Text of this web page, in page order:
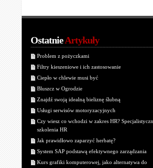
OstatnieArtykuły
Problem z pożyczkami
Filtry kieszeniowe i ich zastosowanie
Ciepło w chlewie musi być
Bluszcz w Ogrodzie
Znajdź swoją idealną bieliznę ślubną
Usługi serwisów motoryzacyjnych
Czy wiesz co wchodzi w zakres HR?
szkolenia HR
Jak prawidłowo zaparzyć herbatę?
System SAP podstawą efektywnego zarządzania
Kurs grafiki komputerowej, jako alternatywa do